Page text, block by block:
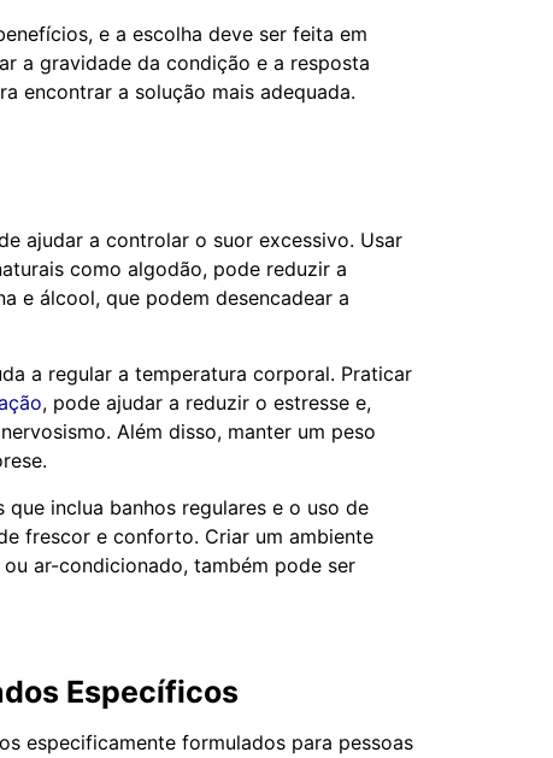
e a escolha deve ser feita em
a gravidade da condição e a resposta
encontrar a solução mais adequada.
ajudar a controlar o suor excessivo. Usar
como algodão, pode reduzir a
e álcool, que podem desencadear a
a regular a temperatura corporal. Praticar
, pode ajudar a reduzir o estresse e,
Além disso, manter um peso
inclua banhos regulares e o uso de
frescor e conforto. Criar um ambiente
ar-condicionado, também pode ser
Específicos
especificamente formulados para pessoas